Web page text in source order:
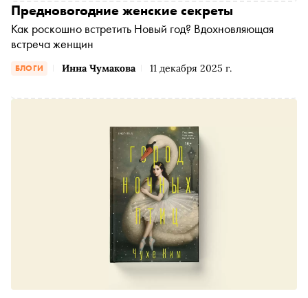
БЛОГИ Инна Чумакова 11 декабря 2025 г.
Предновогодние женские секреты
Как роскошно встретить Новый год? Вдохновляющая
встреча женщин